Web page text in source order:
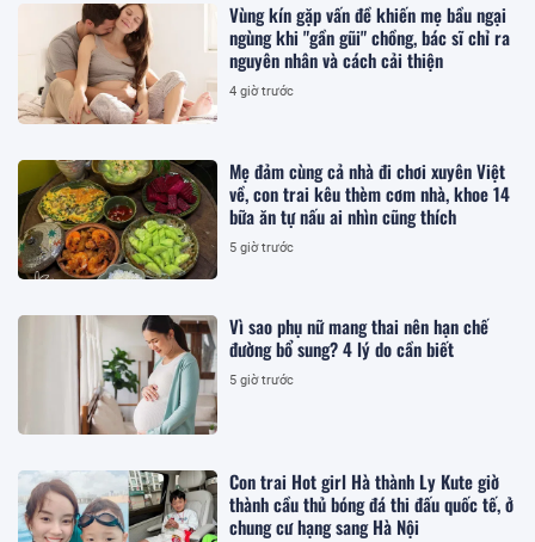
Vùng kín gặp vấn đề khiến mẹ bầu ngại
ngùng khi "gần gũi" chồng, bác sĩ chỉ ra
nguyên nhân và cách cải thiện
4 giờ trước
Mẹ đảm cùng cả nhà đi chơi xuyên Việt
về, con trai kêu thèm cơm nhà, khoe 14
bữa ăn tự nấu ai nhìn cũng thích
5 giờ trước
Vì sao phụ nữ mang thai nên hạn chế
đường bổ sung? 4 lý do cần biết
5 giờ trước
Con trai Hot girl Hà thành Ly Kute giờ
thành cầu thủ bóng đá thi đấu quốc tế, ở
chung cư hạng sang Hà Nội